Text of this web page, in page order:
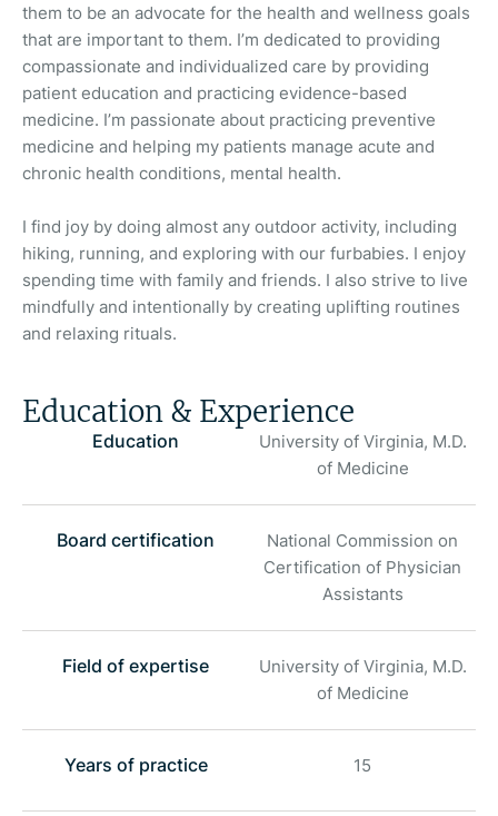
them to be an advocate for the health and wellness goals
that are important to them. I’m dedicated to providing
compassionate and individualized care by providing
patient education and practicing evidence-based
medicine. I’m passionate about practicing preventive
medicine and helping my patients manage acute and
chronic health conditions, mental health.
I find joy by doing almost any outdoor activity, including
hiking, running, and exploring with our furbabies. I enjoy
spending time with family and friends. I also strive to live
mindfully and intentionally by creating uplifting routines
and relaxing rituals.
Education & Experience
Education
University of Virginia, M.D.
of Medicine
Board certification
National Commission on
Certification of Physician
Assistants
Field of expertise
University of Virginia, M.D.
of Medicine
Years of practice 15